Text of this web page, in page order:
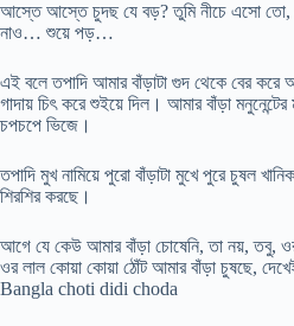
আস্তে আস্তে চুদছ যে বড়? তুমি নীচে এসো তো,
নাও… শুয়ে পড়…
এই বলে তপাদি আমার বাঁড়াটা গুদ থেকে বের করে
গাদায় চিৎ করে শুইয়ে দিল। আমার বাঁড়া
চপচপে ভিজে।
তপাদি মুখ নামিয়ে পুরো বাঁড়াটা মুখে পুরে চুষল
শিরশির করছে।
আগে যে কেউ আমার বাঁড়া চোষেনি, তা নয়, তবু,
ওর লাল কোয়া কোয়া ঠোঁট আমার বাঁড়া চুষছে,
Bangla choti didi choda